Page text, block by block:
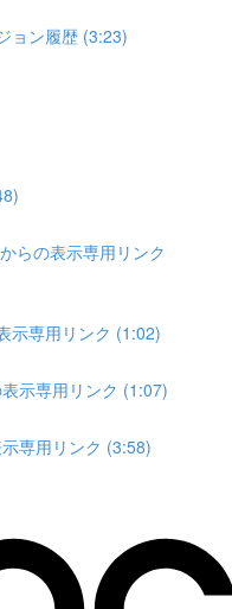
ョン履歴 (3:23)
らの表示専用リンク
示専用リンク (1:02)
示専用リンク (1:07)
専用リンク (3:58)